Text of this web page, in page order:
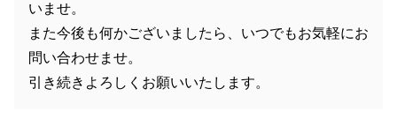
いませ。
また今後も何かございましたら、いつでもお気軽にお
問い合わせませ。
引き続きよろしくお願いいたします。